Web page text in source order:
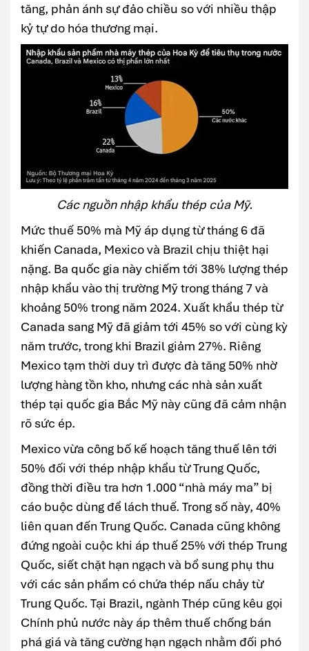
tăng, phản ánh sự đảo chiều so với nhiều thập
kỷ tự do hóa thương mại.
Các nguồn nhập khẩu thép của Mỹ.
Mức thuế 50% mà Mỹ áp dụng từ tháng 6 đã
khiến Canada, Mexico và Brazil chịu thiệt hại
nặng. Ba quốc gia này chiếm tới 38% lượng thép
nhập khẩu vào thị trường Mỹ trong tháng 7 và
khoảng 50% trong năm 2024. Xuất khẩu thép từ
Canada sang Mỹ đã giảm tới 45% so với cùng kỳ
năm trước, trong khi Brazil giảm 27%. Riêng
Mexico tạm thời duy trì được đà tăng 50% nhờ
lượng hàng tồn kho, nhưng các nhà sản xuất
thép tại quốc gia Bắc Mỹ này cũng đã cảm nhận
rõ sức ép.
Mexico vừa công bố kế hoạch tăng thuế lên tới
50% đối với thép nhập khẩu từ Trung Quốc,
đồng thời điều tra hơn 1.000 “nhà máy ma” bị
cáo buộc dùng để lách thuế. Trong số này, 40%
liên quan đến Trung Quốc. Canada cũng không
đứng ngoài cuộc khi áp thuế 25% với thép Trung
Quốc, siết chặt hạn ngạch và bổ sung phụ thu
với các sản phẩm có chứa thép nấu chảy từ
Trung Quốc. Tại Brazil, ngành Thép cũng kêu gọi
Chính phủ nước này áp thêm thuế chống bán
phá giá và tăng cường hạn ngạch nhằm đối phó